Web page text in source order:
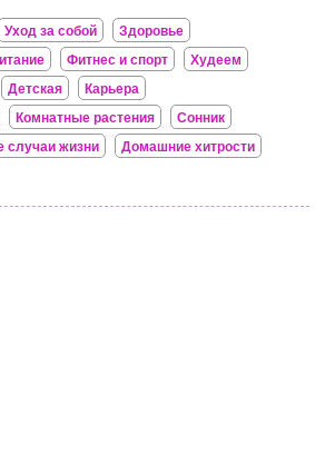
Уход за собой
Здоровье
Фитнес и спорт
Худеем
Детская
Карьера
Комнатные растения
Сонник
случаи жизни
Домашние хитрости